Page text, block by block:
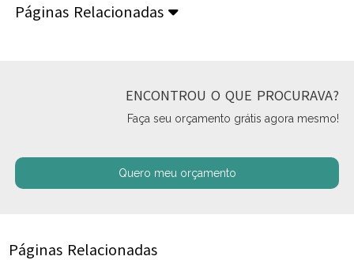
Páginas Relacionadas
ENCONTROU O QUE PROCURAVA?
Faça seu orçamento grátis agora mesmo!
Quero meu orçamento
Páginas Relacionadas